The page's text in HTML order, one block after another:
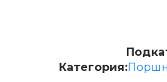
Категория: